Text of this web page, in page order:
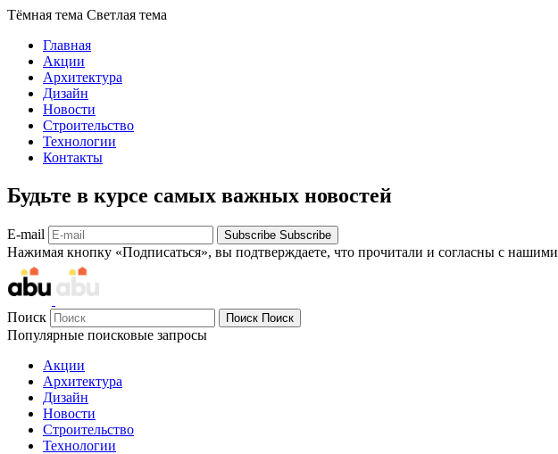
Тёмная тема Светлая тема
Главная
Акции
Архитектура
Дизайн
Новости
Строительство
Технологии
Контакты
Будьте в курсе самых важных новостей
E-mail Subscribe Subscribe
Нажимая кнопку «Подписаться», вы подтверждаете, что прочитали и согласны с нашими
Поиск Поиск Поиск
Популярные поисковые запросы
Акции
Архитектура
Дизайн
Новости
Строительство
Технологии